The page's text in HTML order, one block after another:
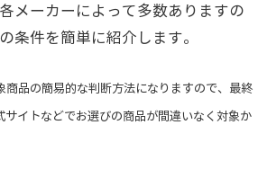
メーカーによって多数ありますの
条件を簡単に紹介します。
品の簡易的な判断方法になりますので、最終
イトなどでお選びの商品が間違いなく対象か